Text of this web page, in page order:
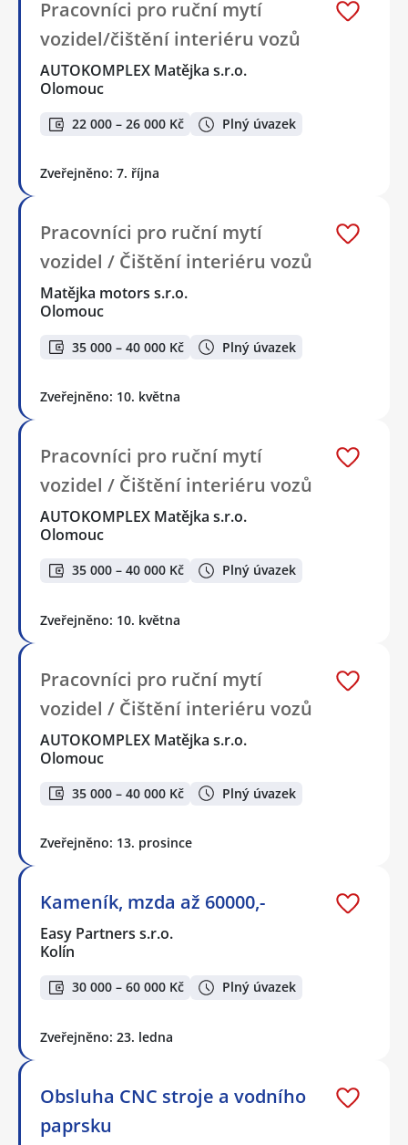
Pracovníci pro ruční mytí
vozidel/čištění interiéru vozů
AUTOKOMPLEX Matějka s.r.o.
Olomouc
22 000 – 26 000 Kč Plný úvazek
Zveřejněno: 7. října
Pracovníci pro ruční mytí
vozidel / Čištění interiéru vozů
Matějka motors s.r.o.
Olomouc
35 000 – 40 000 Kč Plný úvazek
Zveřejněno: 10. května
Pracovníci pro ruční mytí
vozidel / Čištění interiéru vozů
AUTOKOMPLEX Matějka s.r.o.
Olomouc
35 000 – 40 000 Kč Plný úvazek
Zveřejněno: 10. května
Pracovníci pro ruční mytí
vozidel / Čištění interiéru vozů
AUTOKOMPLEX Matějka s.r.o.
Olomouc
35 000 – 40 000 Kč Plný úvazek
Zveřejněno: 13. prosince
Kameník, mzda až 60000,-
Easy Partners s.r.o.
Kolín
30 000 – 60 000 Kč Plný úvazek
Zveřejněno: 23. ledna
Obsluha CNC stroje a vodního
paprsku